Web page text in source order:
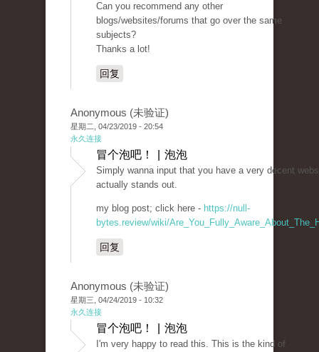
Can you recommend any other
blogs/websites/forums that go over the same
subjects?
Thanks a lot!
回复
Anonymous (未验证)
星期二, 04/23/2019 - 20:54
永久连接
冒个泡吧！ | 泡泡
Simply wanna input that you have a very decent
actually stands out.
my blog post; click here - https://null-
bytes.review/wiki/
回复
Anonymous (未验证)
星期三, 04/24/2019 - 10:32
永久连接
冒个泡吧！ | 泡泡
I'm very happy to read this. This is the kind of